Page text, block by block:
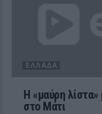
ΕΛΛΆΔΑ
Η «μαύρη
στο Μάτι